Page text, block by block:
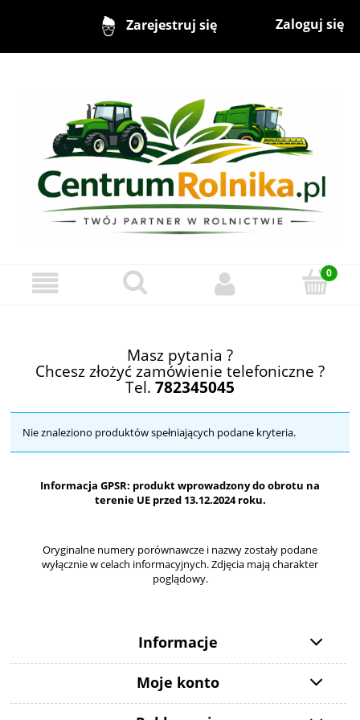
Zarejestruj się Zaloguj się
Masz pytania ?
Chcesz złożyć zamówienie telefoniczne ?
Tel. 782345045
Nie znaleziono produktów spełniających podane kryteria.
Informacja GPSR: produkt wprowadzony do obrotu na
terenie UE przed 13.12.2024 roku.
Oryginalne numery porównawcze i nazwy zostały podane
wyłącznie w celach informacyjnych. Zdjęcia mają charakter
poglądowy.
Informacje
Moje konto